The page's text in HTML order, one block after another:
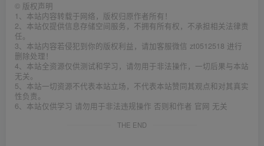
© 版权声明
1、本站内容转载于网络，版权归原作者所有！
2、本站仅提供信息存储空间服务，不拥有所有权，不承担相关法律责
任。
3、本站内容若侵犯到你的版权利益，请加客服微信 zt0512518 进行
删除处理！
4、本站全资源仅供测试和学习，请勿用于非法操作，一切后果与本站
无关。
5、本站一切资源不代表本站立场，不代表本站赞同其观点和对其真实
性负责。
6、本站仅供学习 请勿用于非法违规操作 否则和作者 官网 无关
THE END